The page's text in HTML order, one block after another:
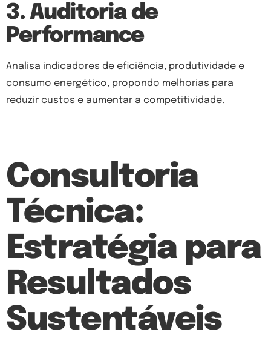
3. Auditoria de
Performance
Analisa indicadores de eficiência, produtividade e
consumo energético, propondo melhorias para
reduzir custos e aumentar a competitividade.
Consultoria
Técnica:
Estratégia para
Resultados
Sustentáveis